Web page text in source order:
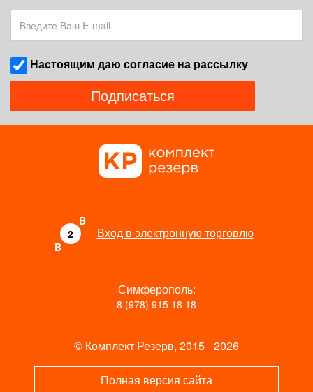
Наcтоящим даю согласие на рассылку
Подписаться
B
2
B
Вход в электронную торговлю
Симферополь:
8 (978) 915 18 18
© Комплект Резерв, 2015 - 2026
Полная версия сайта